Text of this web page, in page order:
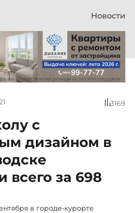
Новости
3169
с
дизайном в
всего за 698
в городе-курорте